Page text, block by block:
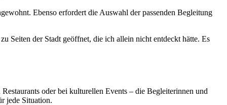
Ebenso erfordert die Auswahl der passenden Begleitung
Seiten der Stadt geöffnet, die ich allein nicht entdeckt hätte. Es
oder bei kulturellen Events – die Begleiterinnen und
jede Situation.